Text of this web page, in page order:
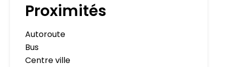
Proximités
Autoroute
Bus
Centre ville